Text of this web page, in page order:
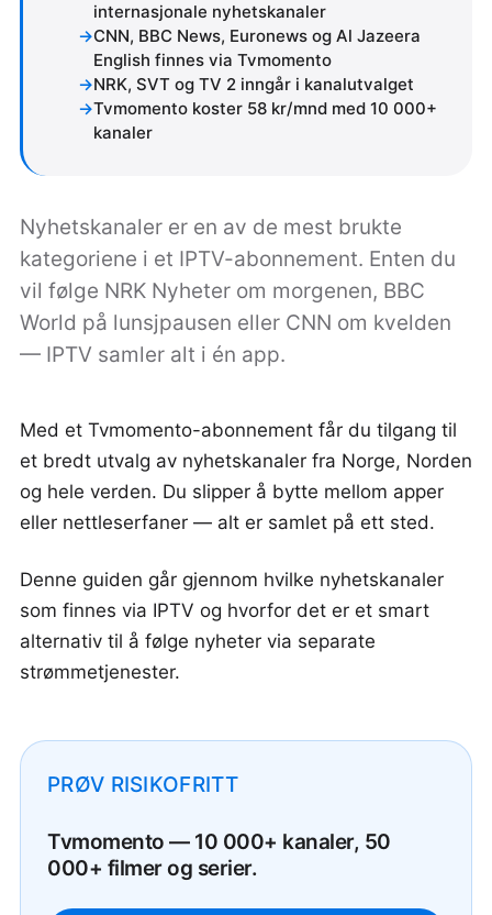
internasjonale nyhetskanaler
CNN, BBC News, Euronews og Al Jazeera
English finnes via Tvmomento
NRK, SVT og TV 2 inngår i kanalutvalget
Tvmomento koster 58 kr/mnd med 10 000+
kanaler
Nyhetskanaler er en av de mest brukte
kategoriene i et IPTV-abonnement. Enten du
vil følge NRK Nyheter om morgenen, BBC
World på lunsjpausen eller CNN om kvelden
— IPTV samler alt i én app.
Med et Tvmomento-abonnement får du tilgang til
et bredt utvalg av nyhetskanaler fra Norge, Norden
og hele verden. Du slipper å bytte mellom apper
eller nettleserfaner — alt er samlet på ett sted.
Denne guiden går gjennom hvilke nyhetskanaler
som finnes via IPTV og hvorfor det er et smart
alternativ til å følge nyheter via separate
strømmetjenester.
PRØV RISIKOFRITT
Tvmomento — 10 000+ kanaler, 50
000+ filmer og serier.